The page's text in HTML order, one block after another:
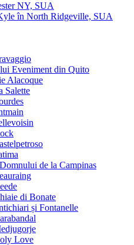
NY, SUA
în North Ridgeville, SUA
Eveniment din Quito
Alacoque
Salette
de la Campinas
di Bonate
și Fontanelle
Love